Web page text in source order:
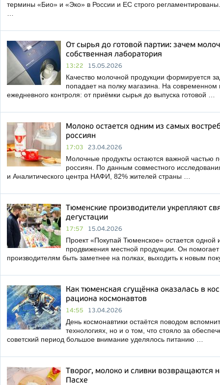
термины «Био» и «Эко» в России и ЕС строго
От сырья до готовой партии: зачем
собственная лаборатория
13:22 15.05.2026
Качество молочной продукции формируется
попадает на полку магазина. На современном
ежедневного контроля: от приёмки сырья до выпуска готовой …
Молоко остается одним из самых
россиян
17:03 23.04.2026
Молочные продукты остаются важной частью
россиян. По данным совместного
и Аналитического центра НАФИ, 82% жителей страны …
Тюменские производители укрепляют
дегустации
17:57 15.04.2026
Проект «Покупай Тюменское» остается одной
продвижения местной продукции. Он
производителям быть заметнее на полках, выходить к новым
Как тюменская сгущёнка оказалась в
рациона космонавтов
14:55 13.04.2026
День космонавтики остаётся поводом
технологиях, но и о том, что стояло за
советский период большое внимание уделялось питанию …
Творог, молоко и сливки возвращаются
Пасхе